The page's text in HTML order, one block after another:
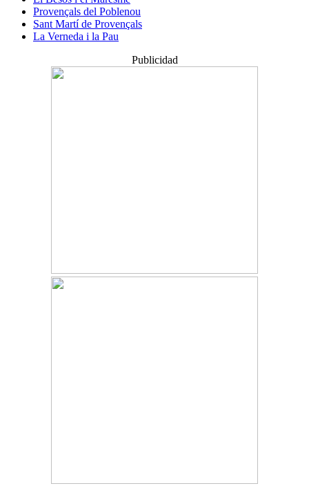
Provençals del Poblenou
Sant Martí de Provençals
La Verneda i la Pau
Publicidad